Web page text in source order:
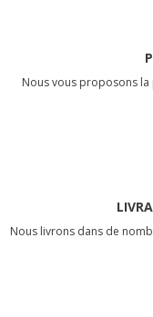
Nous vous proposons
Nous livrons dans de